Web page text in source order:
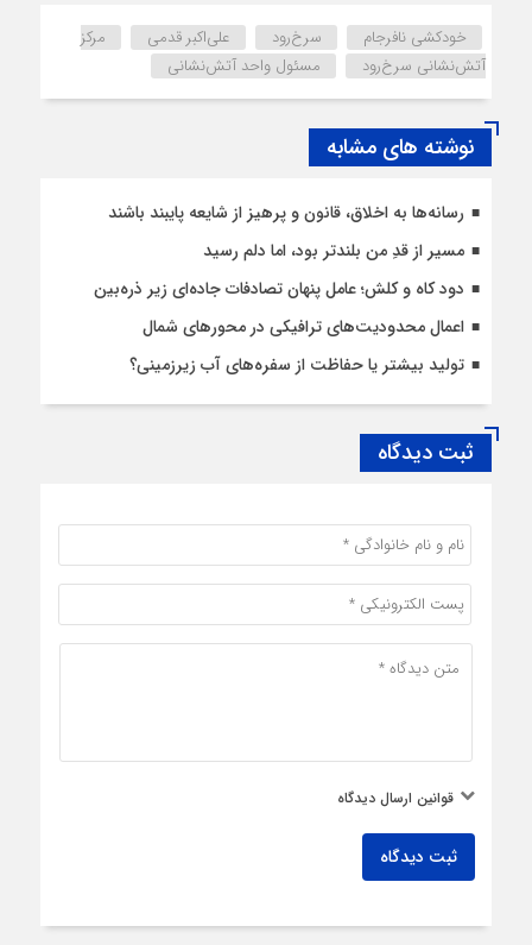
خودکشی نافرجام سرخ‌رود علی‌اکبر قدمی
مرکز
آتش‌نشانی سرخ‌رود
مسئول واحد آتش‌نشانی
نوشته های مشابه
رسانه‌ها به اخلاق، قانون و پرهیز از شایعه پایبند باشند
مسیر از قدِ من بلندتر بود، اما دلم رسید
دود کاه و کلش؛ عامل پنهان تصادفات جاده‌ای زیر ذره‌بین
اعمال محدودیت‌‌های ترافیکی در محورهای شمال
تولید بیشتر یا حفاظت از سفره‌های آب زیرزمینی؟
ثبت دیدگاه
قوانین ارسال دیدگاه
ثبت دیدگاه